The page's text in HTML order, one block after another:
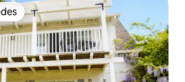
dos hóspedes